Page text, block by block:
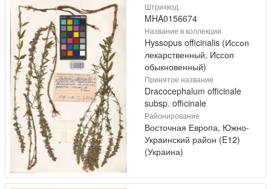
Штрихкод
MHA0156674
Название в коллекции
Hyssopus officinalis (Иссоп
лекарственный, Иссоп
обыкновенный)
Принятое название
Dracocephalum officinale
subsp. officinale
Районирование
Восточная Европа, Южно-
Украинский район (E12)
(Украина)